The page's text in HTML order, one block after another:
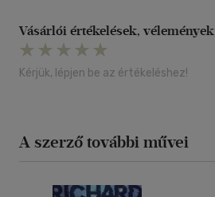
Vásárlói értékelések, vélemények
Kérjük, lépjen be az értékeléshez!
A szerző további művei